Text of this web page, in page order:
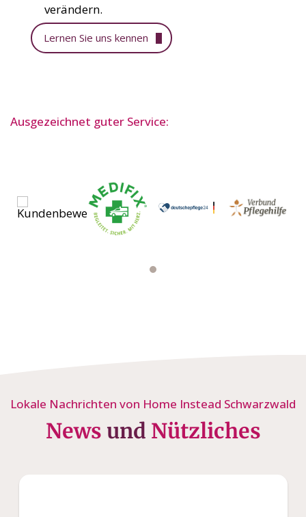
verändern.
Lernen Sie uns kennen
Ausgezeichnet guter Service:
Lokale Nachrichten von Home Instead Schwarzwald
News und Nützliches